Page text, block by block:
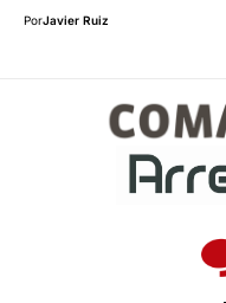
PorJavier Ruiz